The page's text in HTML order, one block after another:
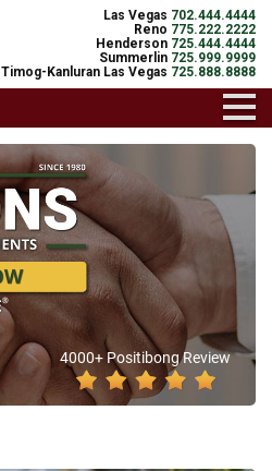
Las Vegas 702.444.4444
Reno 775.222.2222
Henderson 725.444.4444
Summerlin 725.999.9999
Timog-Kanluran Las Vegas 725.888.8888
4000+ Positibong Review